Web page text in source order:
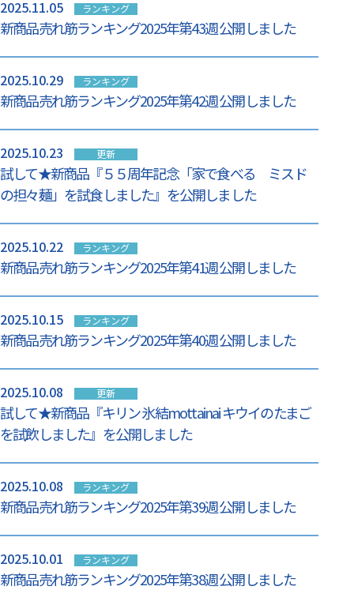
2025.11.05 ランキング
新商品売れ筋ランキング2025年第43週 公開しました
2025.10.29 ランキング
新商品売れ筋ランキング2025年第42週 公開しました
2025.10.23 更新
試して★新商品『５５周年記念「家で食べる ミスド
の担々麺」を試食しました』を公開しました
2025.10.22 ランキング
新商品売れ筋ランキング2025年第41週 公開しました
2025.10.15 ランキング
新商品売れ筋ランキング2025年第40週 公開しました
2025.10.08 更新
試して★新商品『キリン 氷結mottainai キウイのたまご
を試飲しました』を公開しました
2025.10.08 ランキング
新商品売れ筋ランキング2025年第39週 公開しました
2025.10.01 ランキング
新商品売れ筋ランキング2025年第38週 公開しました